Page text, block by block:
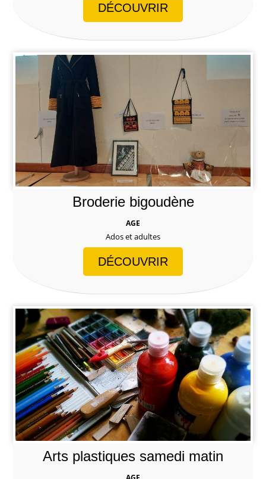
DÉCOUVRIR
Broderie bigoudène
AGE
Ados et adultes
DÉCOUVRIR
Arts plastiques samedi matin